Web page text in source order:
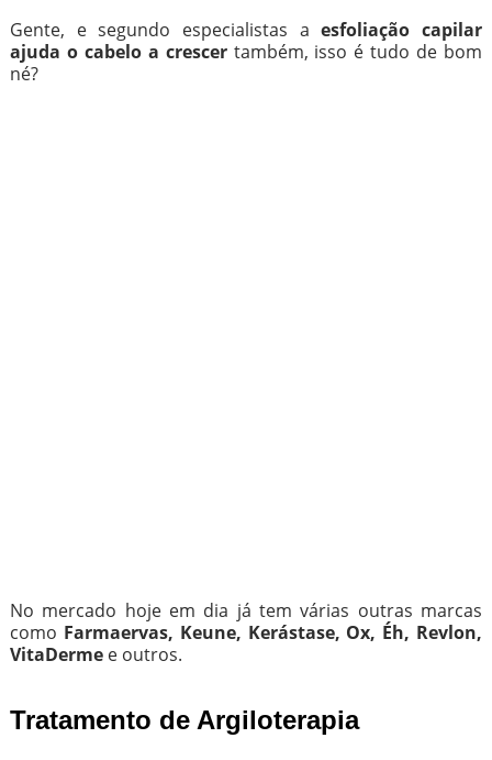
Gente, e segundo especialistas aesfoliação capilar
ajuda o cabelo a crescertambém, isso é tudo de bom
né?
No mercado hoje em dia já tem várias outras marcas
como Farmaervas, Keune, Kerástase, Ox, Éh, Revlon,
VitaDermee outros.
Tratamento de Argiloterapia